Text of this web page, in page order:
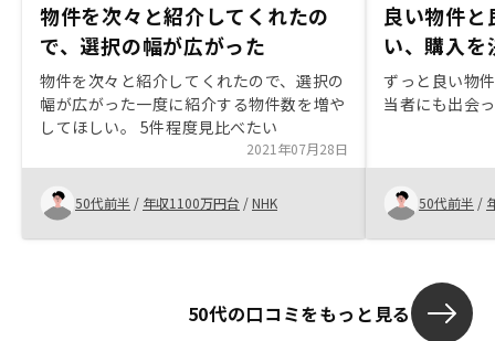
物件を次々と紹介してくれたの
で、選択の幅が広がった
物件を次々と紹介してくれたので、選択の
幅が広がった一度に紹介する物件数を増や
してほしい。 5件程度見比べたい
2021年07月28日
50代前半 / 年収1100万円台 /NHK
良い物件
い、購入を
ずっと良い物
当者にも出会
50代前半 /
50代の口コミをもっと見る